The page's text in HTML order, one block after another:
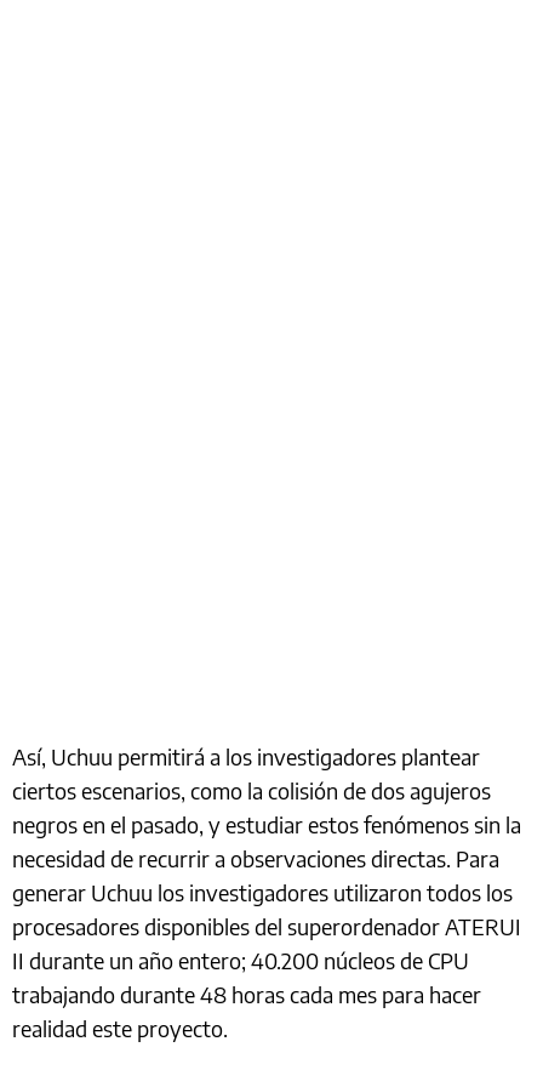
Así, Uchuu permitirá a los investigadores plantear
ciertos escenarios, como la colisión de dos agujeros
negros en el pasado, y estudiar estos fenómenos sin la
necesidad de recurrir a observaciones directas. Para
generar Uchuu los investigadores utilizaron todos los
procesadores disponibles del superordenador ATERUI
II durante un año entero; 40.200 núcleos de CPU
trabajando durante 48 horas cada mes para hacer
realidad este proyecto.